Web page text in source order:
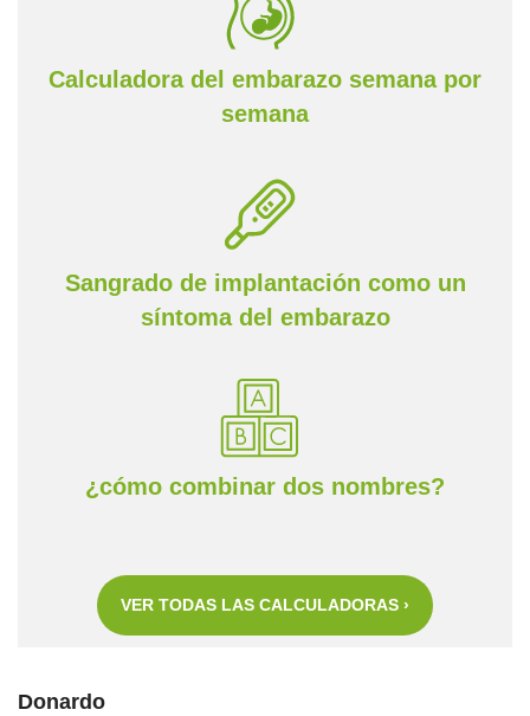
Calculadora del embarazo semana por
semana
Sangrado de implantación como un
síntoma del embarazo
¿cómo combinar dos nombres?
VER TODAS LAS CALCULADORAS ›
Donardo